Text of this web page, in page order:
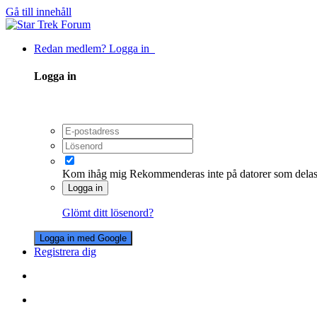
Gå till innehåll
Redan medlem? Logga in
Logga in
Kom ihåg mig Rekommenderas inte på datorer som
Logga in
Glömt ditt lösenord?
Logga in med Google
Registrera dig